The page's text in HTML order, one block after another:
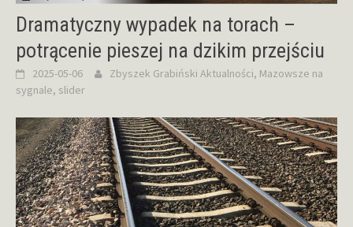
Dramatyczny wypadek na torach –
potrącenie pieszej na dzikim przejściu
2025-05-06 Zbyszek Grabiński Aktualności, Mazowsze na
sygnale, slider